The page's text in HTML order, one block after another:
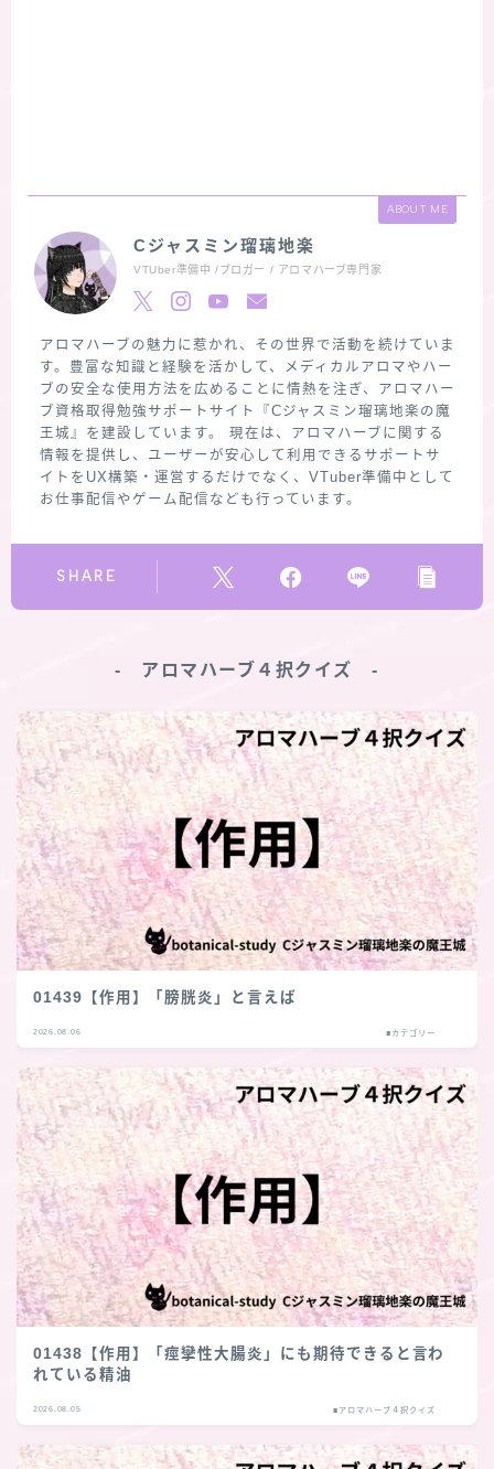
ABOUT ME
Cジャスミン瑠璃地楽
VTUber準備中 /ブロガー / アロマハーブ専門家
アロマハーブの魅力に惹かれ、その世界で活動を続けていま
す。豊富な知識と経験を活かして、メディカルアロマやハー
ブの安全な使用方法を広めることに情熱を注ぎ、アロマハー
ブ資格取得勉強サポートサイト『Cジャスミン瑠璃地楽の魔
王城』を建設しています。 現在は、アロマハーブに関する
情報を提供し、ユーザーが安心して利用できるサポートサ
イトをUX構築・運営するだけでなく、VTuber準備中として
お仕事配信やゲーム配信なども行っています。
SHARE
‐ アロマハーブ４択クイズ ‐
01439【作用】「膀胱炎」と言えば
2026.08.06 ■カテゴリー
01438【作用】「痙攣性大腸炎」にも期待できると言わ
れている精油
2026.08.05 ■アロマハーブ４択クイズ